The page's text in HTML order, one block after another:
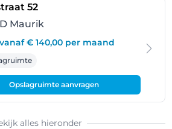
52- Maurik
Maurik
€ 140,00 per maand
Opslagruimte aanvragen
alles hieronder